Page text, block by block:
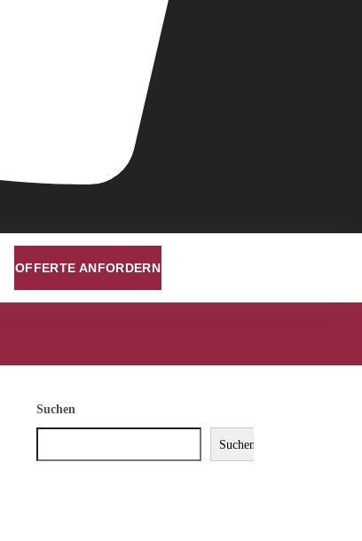
OFFERTE ANFORDERN
Suchen
Suchen